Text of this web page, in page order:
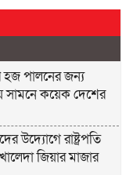
হজ পালনের জন্য
সামনে কয়েক দেশের
উদ্যোগে রাষ্ট্রপতি
জিয়ার মাজার